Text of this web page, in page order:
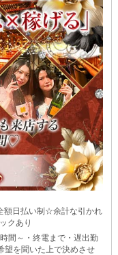
額日払い制☆余計な引かれ
クあり
間～・終電まで・遅出勤
を聞いた上で決めさせ